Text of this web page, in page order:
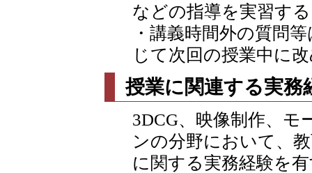
などの指導を実習す
・講義時間外の質問
じて次回の授業中に
授業に関連する実務
3DCG、映像制作、モ
ンの分野において、
に関する実務経験を